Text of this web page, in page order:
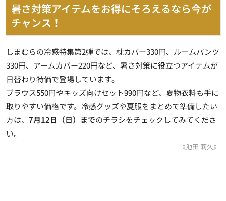
暑さ対策アイテムをお得にそろえるなら今が
チャンス！
しまむらの冷感特集第2弾では、枕カバー330円、ルームパンツ
330円、アームカバー220円など、暑さ対策に役立つアイテムが
日替わり特価で登場しています。
ブラウス550円やキッズ向けセット990円など、夏物衣料も手に
取りやすい価格です。冷感グッズや夏服をまとめて準備したい
方は、 7月12日（日）までのチラシをチェックしてみてくださ
い。
《池田 莉久》